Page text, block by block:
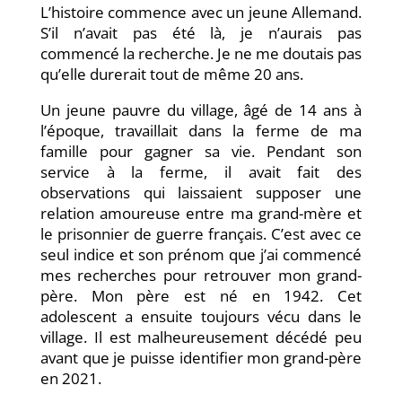
L’histoire commence avec un jeune Allemand.
S’il n’avait pas été là, je n’aurais pas
commencé la recherche. Je ne me doutais pas
qu’elle durerait tout de même 20 ans.
Un jeune pauvre du village, âgé de 14 ans à
l’époque, travaillait dans la ferme de ma
famille pour gagner sa vie. Pendant son
service à la ferme, il avait fait des
observations qui laissaient supposer une
relation amoureuse entre ma grand-mère et
le prisonnier de guerre français. C’est avec ce
seul indice et son prénom que j’ai commencé
mes recherches pour retrouver mon grand-
père. Mon père est né en 1942. Cet
adolescent a ensuite toujours vécu dans le
village. Il est malheureusement décédé peu
avant que je puisse identifier mon grand-père
en 2021.